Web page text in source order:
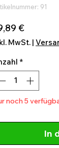
91
€Preis
MwSt. |
*
noch 5
In